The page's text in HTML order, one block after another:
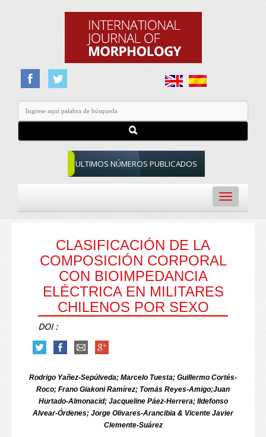
ULTIMOS NÚMEROS PUBLICADOS
Toggle
navigation
CLASIFICACIÓN DE LA
COMPOSICIÓN CORPORAL
CON BIOIMPEDANCIA
ELÉCTRICA EN MILITARES
CHILENOS POR SEXO
DOI :
Rodrigo Yañez-Sepúlveda; Marcelo Tuesta; Guillermo Cortés-
Roco; Frano Giakoni Ramírez; Tomás Reyes-Amigo;Juan
Hurtado-Almonacid; Jacqueline Páez-Herrera; Ildefonso
Alvear-Órdenes; Jorge Olivares-Arancibia & Vicente Javier
Clemente-Suárez